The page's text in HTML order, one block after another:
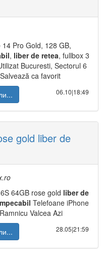
14 Pro Gold, 128 GB,
, liber de retea, fullbox 3
Bucuresti, Sectorul 6
ca favorit
06.10|18:49
gold liber de
64GB rose gold liber de
Telefoane iPhone
Valcea Azi
28.05|21:59